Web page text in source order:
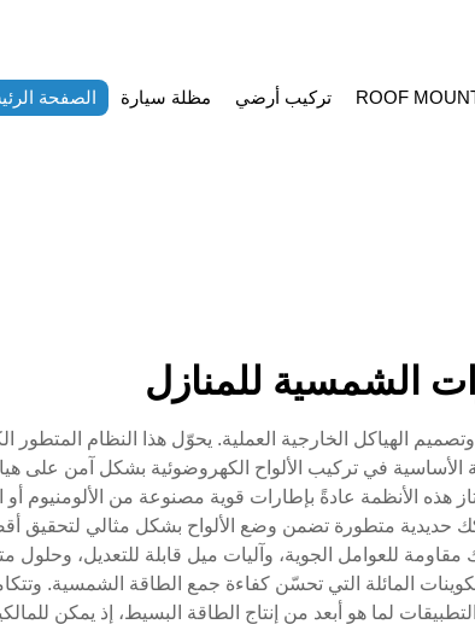
الصفحة مظلة سيارة تركيب أرضي ROOF
الشمسية للمنازل
الهياكل الخارجية العملية. يحوّل هذا النظام المتطور
الأساسية في تركيب الألواح الكهروضوئية بشكل آمن على
هذه الأنظمة عادةً بإطارات قوية مصنوعة من الألومنيوم
حديدية متطورة تضمن وضع الألواح بشكل مثالي
للعوامل الجوية، وآليات ميل قابلة للتعديل، وحلول
المائلة التي تحسّن كفاءة جمع الطاقة الشمسية.
لما هو أبعد من إنتاج الطاقة البسيط، إذ يمكن